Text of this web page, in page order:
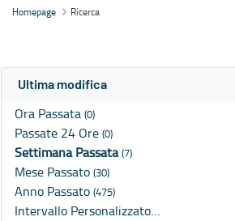
Homepage Ricerca
Ultima modifica
Ora Passata (0)
Passate 24 Ore (0)
Settimana Passata(7)
Mese Passato (30)
Anno Passato (475)
Intervallo Personalizzato…